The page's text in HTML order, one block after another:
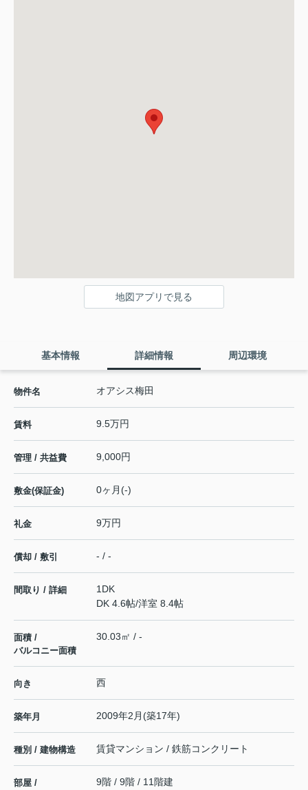
地図アプリで見る
基本情報 詳細情報 周辺環境
物件名 オアシス梅田
賃料 9.5万円
管理 / 共益費 9,000円
敷金(保証金) 0ヶ月(-)
礼金 9万円
償却 / 敷引 - / -
間取り / 詳細
1DK
DK 4.6帖/洋室 8.4帖
面積 /
バルコニー面積
30.03㎡ / -
向き 西
築年月 2009年2月(築17年)
種別 / 建物構造 賃貸マンション / 鉄筋コンクリート
部屋 / 9階 / 9階 / 11階建